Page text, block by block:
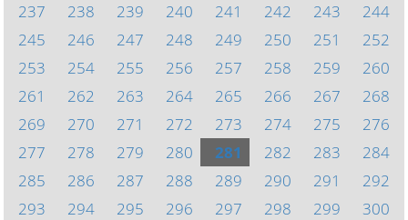
237
238 239 240 241 242 243
244
245
246 247 248 249 250 251
252
253
254 255 256 257 258 259
260
261
262 263 264 265 266 267
268
269
270 271 272 273 274 275
276
277
278 279 280 281 282 283
284
285
286 287 288 289 290 291
292
293
294 295 296 297 298 299
300